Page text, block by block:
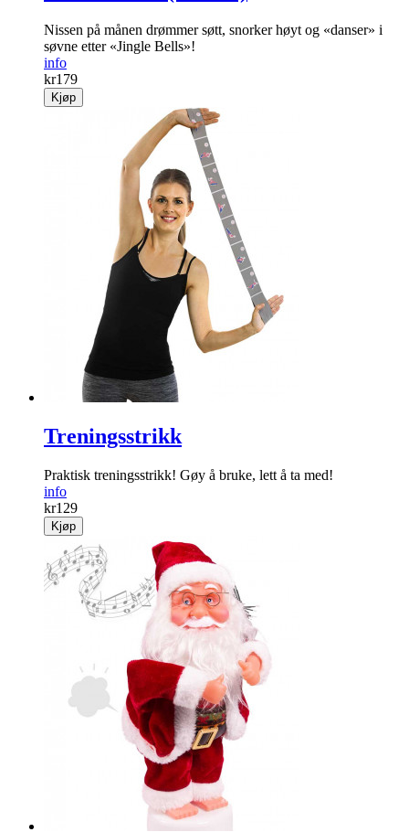
Nissen på månen drømmer søtt, snorker høyt og «danser» i
søvne etter «Jingle Bells»!
info
kr179
Kjøp
Treningsstrikk
Praktisk treningsstrikk! Gøy å bruke, lett å ta med!
info
kr129
Kjøp